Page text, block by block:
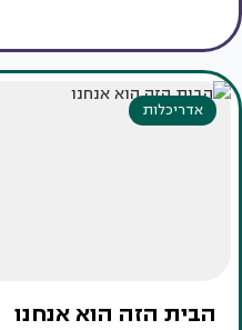
אדריכלות
הבית הזה הוא אנחנו